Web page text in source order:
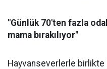
"Günlük 70'ten fazla
mama bırakılıyor"
Hayvanseverlerle birlikte